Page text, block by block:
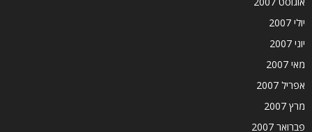
יולי 2007
יוני 2007
מאי 2007
אפריל 2007
מרץ 2007
פברואר 2007